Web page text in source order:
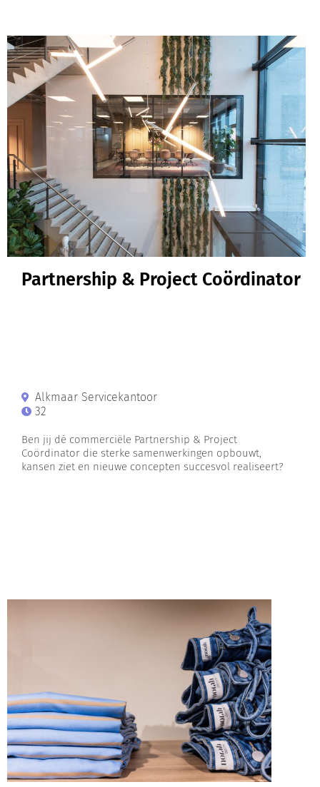
Partnership & Project Coördinator
Alkmaar Servicekantoor
32
Ben jij dé commerciële Partnership & Project
Coördinator die sterke samenwerkingen opbouwt,
kansen ziet en nieuwe concepten succesvol realiseert?